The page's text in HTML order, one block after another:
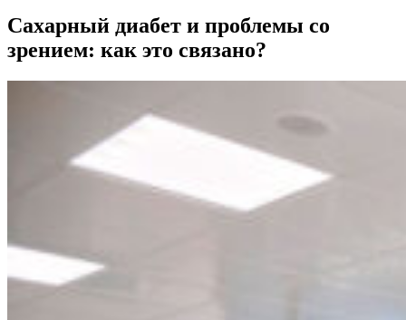
Сахарный диабет и проблемы со
зрением: как это связано?